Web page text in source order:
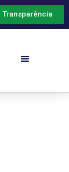
Transparência